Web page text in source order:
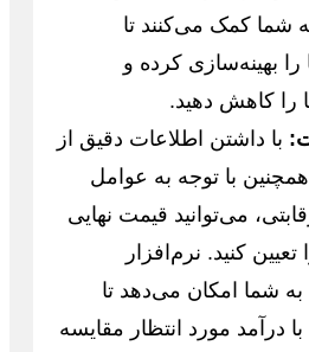
شما کمک می‌کنند تا
بهینه‌سازی کرده و
را کاهش دهید.
با داشتن اطلاعات دقیق از
با توجه به عوامل
می‌توانید قیمت نهایی
کنید. نرم‌افزار
شما امکان می‌دهد تا
با درآمد مورد انتظار مقایسه